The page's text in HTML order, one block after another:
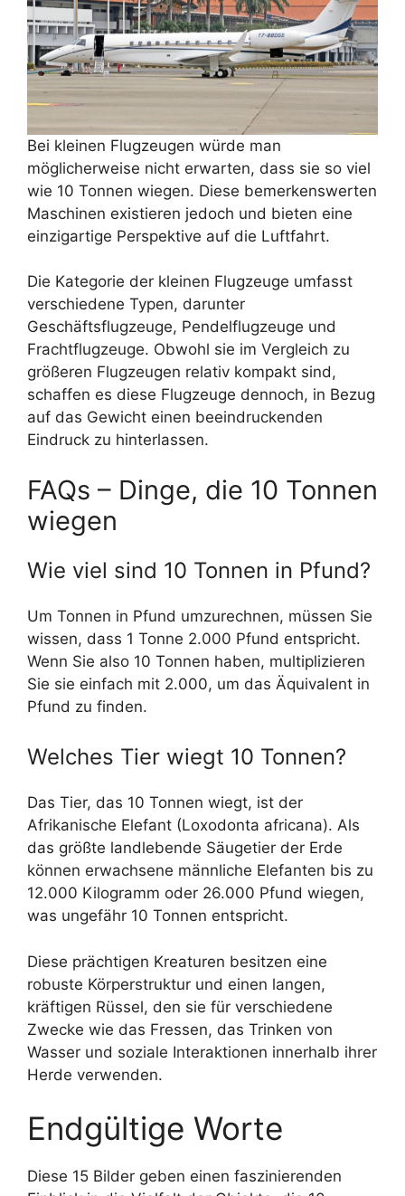
Bei kleinen Flugzeugen würde man
möglicherweise nicht erwarten, dass sie so viel
wie 10 Tonnen wiegen. Diese bemerkenswerten
Maschinen existieren jedoch und bieten eine
einzigartige Perspektive auf die Luftfahrt.
Die Kategorie der kleinen Flugzeuge umfasst
verschiedene Typen, darunter
Geschäftsflugzeuge, Pendelflugzeuge und
Frachtflugzeuge. Obwohl sie im Vergleich zu
größeren Flugzeugen relativ kompakt sind,
schaffen es diese Flugzeuge dennoch, in Bezug
auf das Gewicht einen beeindruckenden
Eindruck zu hinterlassen.
FAQs – Dinge, die 10 Tonnen
wiegen
Wie viel sind 10 Tonnen in Pfund?
Um Tonnen in Pfund umzurechnen, müssen Sie
wissen, dass 1 Tonne 2.000 Pfund entspricht.
Wenn Sie also 10 Tonnen haben, multiplizieren
Sie sie einfach mit 2.000, um das Äquivalent in
Pfund zu finden.
Welches Tier wiegt 10 Tonnen?
Das Tier, das 10 Tonnen wiegt, ist der
Afrikanische Elefant (Loxodonta africana). Als
das größte landlebende Säugetier der Erde
können erwachsene männliche Elefanten bis zu
12.000 Kilogramm oder 26.000 Pfund wiegen,
was ungefähr 10 Tonnen entspricht.
Diese prächtigen Kreaturen besitzen eine
robuste Körperstruktur und einen langen,
kräftigen Rüssel, den sie für verschiedene
Zwecke wie das Fressen, das Trinken von
Wasser und soziale Interaktionen innerhalb ihrer
Herde verwenden.
Endgültige Worte
Diese 15 Bilder geben einen faszinierenden